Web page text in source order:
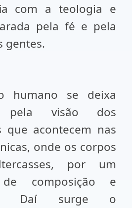
com a teologia e
pela fé e pela
gentes.
humano se deixa
pela visão dos
que acontecem nas
onde os corpos
por um
de composição e
Daí surge o